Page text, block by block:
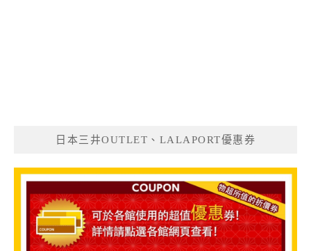
日本三井OUTLET、LALAPORT優惠券